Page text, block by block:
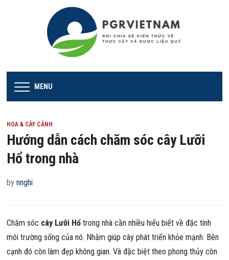
MENU
HOA & CÂY CẢNH
Hướng dẫn cách chăm sóc cây Lưỡi
Hổ trong nhà
bynnghi
Chăm sóc cây Lưỡi Hổ trong nhà cần nhiều hiểu biết về đặc tính
môi trường sống của nó. Nhằm giúp cây phát triển khỏe mạnh. Bên
cạnh đó còn làm đẹp không gian. Và đặc biệt theo phong thủy còn